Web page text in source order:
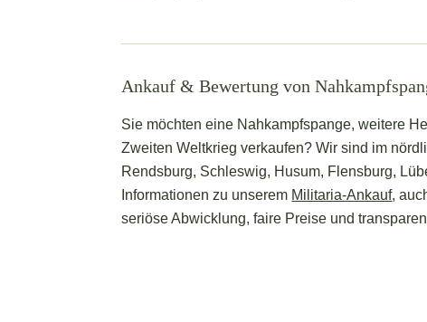
Ankauf & Bewertung von
Sie möchten eine Nahkampfspange, weitere
Zweiten Weltkrieg verkaufen? Wir sind im
Rendsburg, Schleswig, Husum, Flensburg,
Informationen zu unserem Militaria-Ankauf,
seriöse Abwicklung, faire Preise und